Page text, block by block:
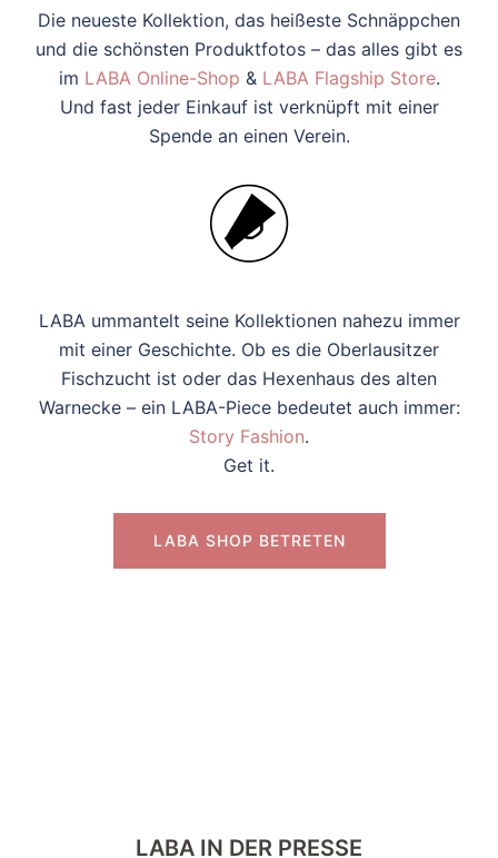
Die neueste Kollektion, das heißeste Schnäppchen
und die schönsten Produktfotos – das alles gibt es
im LABA Online-Shop & LABA Flagship Store.
Und fast jeder Einkauf ist verknüpft mit einer
Spende an einen Verein.
LABA ummantelt seine Kollektionen nahezu immer
mit einer Geschichte. Ob es die Oberlausitzer
Fischzucht ist oder das Hexenhaus des alten
Warnecke – ein LABA-Piece bedeutet auch immer:
Story Fashion.
Get it.
LABA SHOP BETRETEN
LABA IN DER PRESSE